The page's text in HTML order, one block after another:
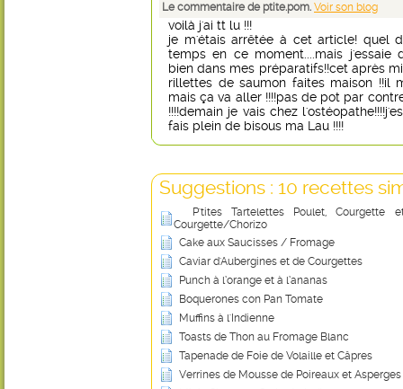
Le commentaire de ptite.pom. Voir son blog
voilà j'ai tt lu !!!
je m'étais arrêtée à cet article! quel
temps en ce moment....mais
bien dans mes préparatifs!!cet après
rillettes de saumon faites maison
mais ça va aller !!!!pas de pot par
!!!!demain je vais chez
fais plein de bisous ma Lau !!!!
Suggestions : 10 recettes
P'tites Tartelettes Poulet,
Courgette/Chorizo
Cake aux Saucisses / Fromage
Caviar d'Aubergines et de Courgettes
Punch à l’orange et à l’ananas
Boquerones con Pan Tomate
Muffins à l'Indienne
Toasts de Thon au Fromage Blanc
Tapenade de Foie de Volaille et Câpres
Verrines de Mousse de Poireaux et Asperges